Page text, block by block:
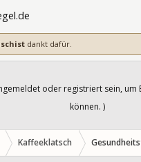
dankt dafür.
oder registriert sein, um
können. )
Kaffeeklatsch